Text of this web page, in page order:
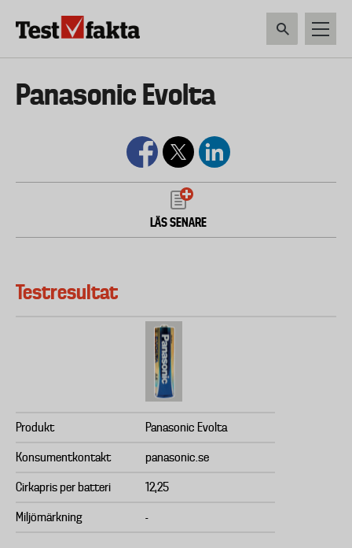
Huvudmeny
ny
Panasonic Evolta
LÄS SENARE
Testresultat
Produkt Panasonic Evolta
Konsumentkontakt panasonic.se
Cirkapris per batteri 12,25
Miljömärkning -